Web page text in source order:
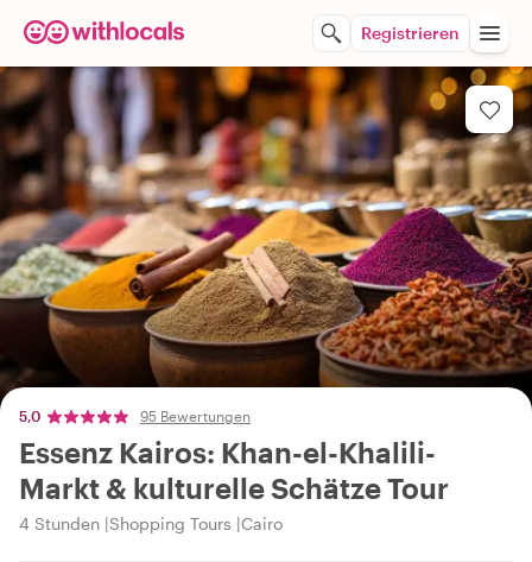
Registrieren
5,0 95 Bewertungen
Essenz Kairos: Khan-el-Khalili-
Markt & kulturelle Schätze Tour
4 Stunden Shopping Tours Cairo